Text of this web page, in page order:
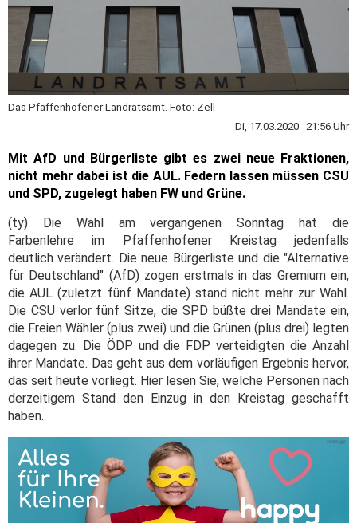
Das Pfaffenhofener Landratsamt. Foto: Zell
Di, 17.03.2020 21:56 Uhr
Mit AfD und Bürgerliste gibt es zwei neue Fraktionen,
nicht mehr dabei ist die AUL. Federn lassen müssen CSU
und SPD, zugelegt haben FW und Grüne.
(ty) Die Wahl am vergangenen Sonntag hat die
Farbenlehre im Pfaffenhofener Kreistag jedenfalls
deutlich verändert. Die neue Bürgerliste und die "Alternative
für Deutschland" (AfD) zogen erstmals in das Gremium ein,
die AUL (zuletzt fünf Mandate) stand nicht mehr zur Wahl.
Die CSU verlor fünf Sitze, die SPD büßte drei Mandate ein,
die Freien Wähler (plus zwei) und die Grünen (plus drei) legten
dagegen zu. Die ÖDP und die FDP verteidigten die Anzahl
ihrer Mandate. Das geht aus dem vorläufigen Ergebnis hervor,
das seit heute vorliegt. Hier lesen Sie, welche Personen nach
derzeitigem Stand den Einzug in den Kreistag geschafft
haben.